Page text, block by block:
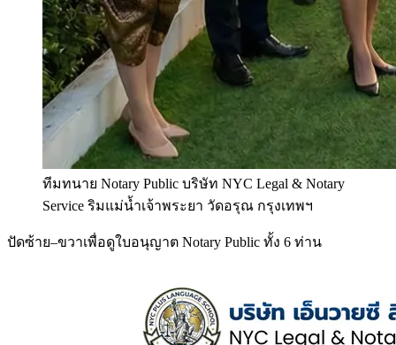
ทีมทนาย Notary Public บริษัท NYC Legal & Notary
Service ริมแม่น้ำเจ้าพระยา วัดอรุณ กรุงเทพฯ
ปัดซ้าย–ขวาเพื่อดูใบอนุญาต Notary Public ทั้ง 6 ท่าน